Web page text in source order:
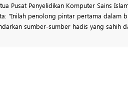
"Inilah penolong pintar pertama dalam
sumber-sumber hadis yang sahih